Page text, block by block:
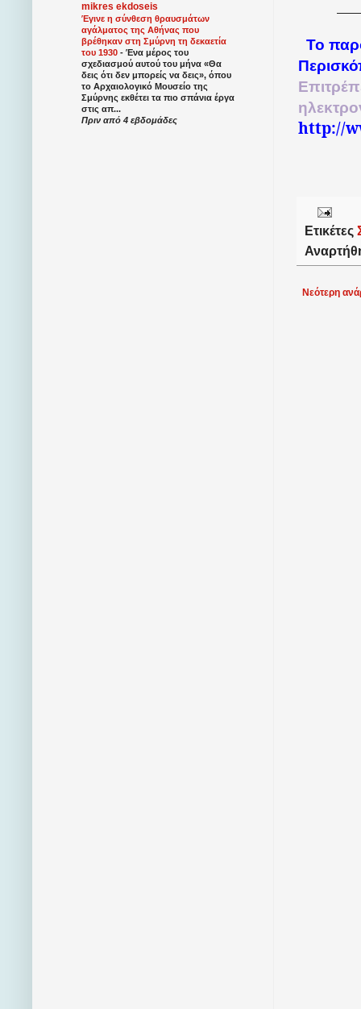
Το
http://
Ετικέτες
Νεότερη
mikres ekdoseis
Έγινε η σύνθεση θραυσμάτων
αγάλματος της Αθήνας που
βρέθηκαν στη Σμύρνη τη δεκαετία
του 1930 - Ένα μέρος του
σχεδιασμού αυτού του μήνα «Θα
δεις ότι δεν μπορείς να δεις», όπου
το Αρχαιολογικό Μουσείο της
Σμύρνης εκθέτει τα πιο σπάνια έργα
στις απ...
Πριν από 4 εβδομάδες